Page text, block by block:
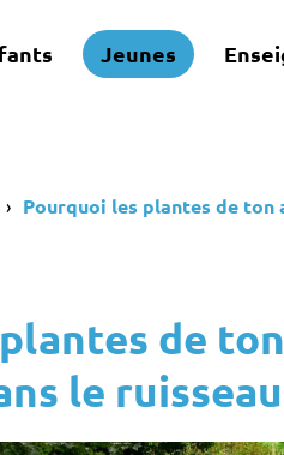
Jeunes
Pourquoi les plantes de
de
le ruisseau